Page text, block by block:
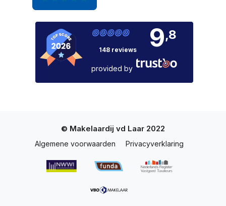
148 reviews 9,8
provided by
© Makelaardij vd Laar 2022
Algemene voorwaarden Privacyverklaring